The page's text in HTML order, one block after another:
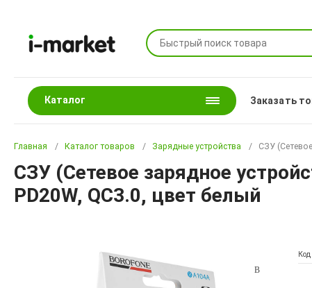
Каталог Заказать
Главная Каталог товаров Зарядные устройства СЗУ
СЗУ (Сетевое зарядное
PD20W, QC3.0, цвет белый